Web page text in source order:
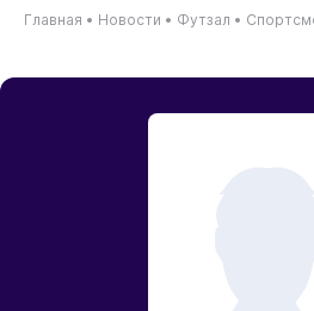
Главная • Новости • Футзал •